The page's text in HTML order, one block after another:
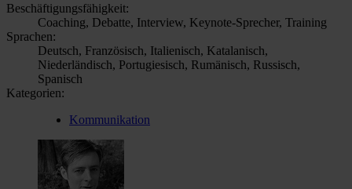
Beschäftigungsfähigkeit:
Coaching, Debatte, Interview, Keynote-Sprecher, Training
Sprachen:
Deutsch, Französisch, Italienisch, Katalanisch,
Niederländisch, Portugiesisch, Rumänisch, Russisch,
Spanisch
Kategorien:
Kommunikation